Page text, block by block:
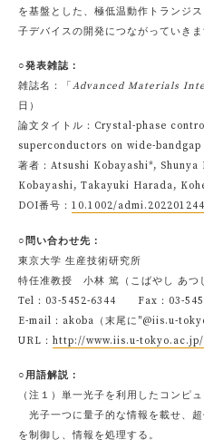
を基盤とした、極低温動作トランジ
子デバイスの開発につながっていきま
○発表雑誌：
雑誌名：「 Advanced Materials
日）
論文タイトル：Crystal-phase
superconductors on wide-
著者：Atsushi Kobayashi*,
Kobayashi, Takayuki Harada,
DOI番号： 10.1002/admi.202201244
○問い合わせ先：
東京大学 生産技術研究所
特任准教授 小林 篤（こばやし あつ
Tel：03-5452-6344 Fax：03-
E-mail：akoba（末尾に"@iis.u-
URL： http://www.iis.u-
○用語解説：
（注１）単一光子を利用したコンピュ
光子一つに量子的な情報を載せ、
を制御し、情報を処理する。